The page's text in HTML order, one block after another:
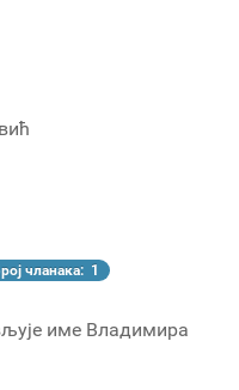
чланака: 1
име Владимира